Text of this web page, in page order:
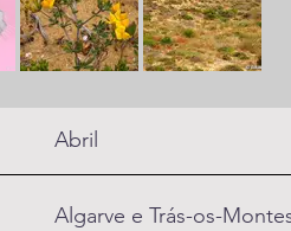
Abril
Algarve e Trás-os-